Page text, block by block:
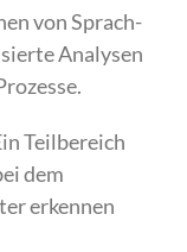
von Sprach-
Analysen
Teilbereich
dem
erkennen